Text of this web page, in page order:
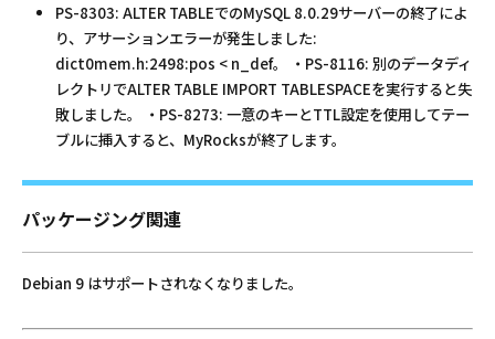
PS-8303: ALTER TABLEでのMySQL 8.0.29サーバーの終了によ
り、アサーションエラーが発生しました:
dict0mem.h:2498:pos < n_def。 ・PS-8116: 別のデータディ
レクトリでALTER TABLE IMPORT TABLESPACEを実行すると失
敗しました。 ・PS-8273: 一意のキーとTTL設定を使用してテー
ブルに挿入すると、MyRocksが終了します。
パッケージング関連
Debian 9 はサポートされなくなりました。